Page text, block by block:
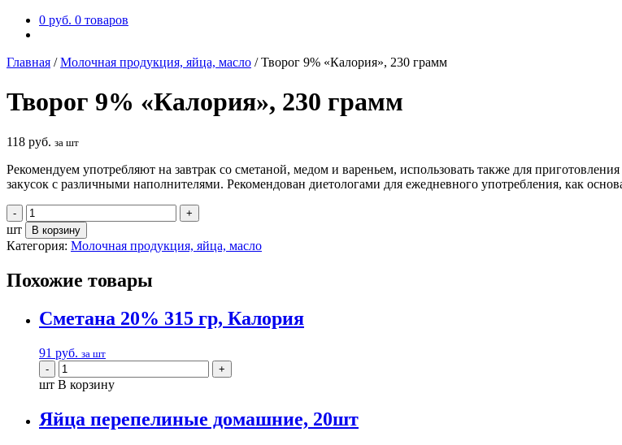
0 руб. 0 товаров
Главная / Молочная продукция, яйца, масло /Творог 9% «Калория», 230 грамм
Творог 9% «Калория», 230 грамм
118 руб. за шт
Рекомендуем употребляют на завтрак со сметаной, медом и вареньем, использовать также для
закусок с различными наполнителями. Рекомендован диетологами для ежедневного употребления, как
шт В корзину
Категория: Молочная продукция, яйца, масло
Похожие товары
Сметана 20% 315 гр, Калория
91 руб. за шт
шт В корзину
Яйца перепелиные домашние, 20шт